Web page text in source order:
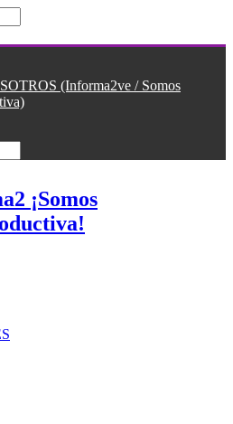
(Informa2ve / Somos
¡Somos